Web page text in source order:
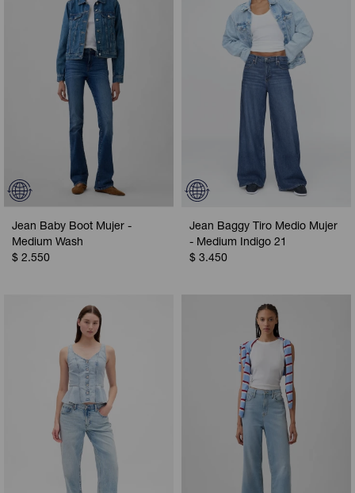
Jean Baby Boot Mujer -
Medium Wash
$ 2.550
Jean Baggy Tiro Medio Mujer
- Medium Indigo 21
$ 3.450
Camperas
Musculosas
Vestidos y polleras
Pijamas
Calzas
Camperas
Chalecos
Ropa interior
Polos
Camperas
Chalecos
Ropa interior
Pijamas
Camperas
Pijamas